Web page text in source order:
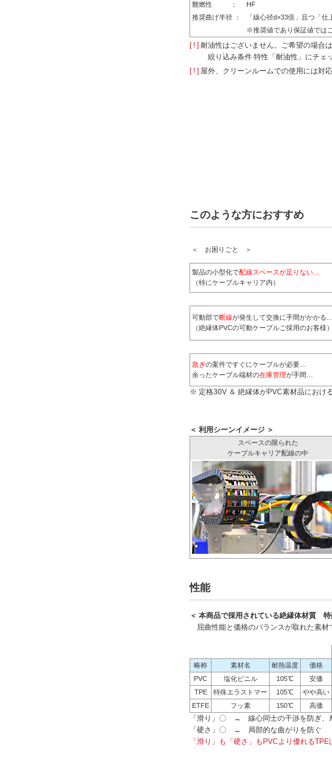
難燃性 ：
HF
推奨曲げ半径 ：
「線心径d×33倍」且つ「仕
※推奨値であり保証値では
[ ! ] 耐油性はございません。ご希望の場合は
絞り込み条件 特性「耐油性」にチェ
[ ! ] 屋外、クリーンルームでの使用には対
このような方におすすめ
＜ お困りごと ＞
製品の小型化で配線スペースが足りない…
（特にケーブルキャリア内）
可動部で断線が発生して交換に手間がかかる…
（絶縁体PVCの可動ケーブルご採用のお客様）
急ぎの案件ですぐにケーブルが必要…
余ったケーブル端材の在庫管理が手間…
※ 定格30V ＆ 絶縁体がPVC素材品におけ
＜ 利用シーンイメージ ＞
スペースの限られた
ケーブルキャリア配線の中
性能
＜ 本商品で採用されている絶縁体材質 特
屈曲性能と価格のバランスが取れた素材
略称
素材名 耐熱温度 価格
PVC
塩化ビニル 105℃ 安価
TPE
特殊エラストマー 105℃ やや高い
ETFE
フッ素 150℃ 高価
「滑り」〇 → 線心同士の干渉を防ぎ、
「硬さ」〇 → 局部的な曲がりを防ぐ
「滑り」も「硬さ」もPVCより優れるTPE